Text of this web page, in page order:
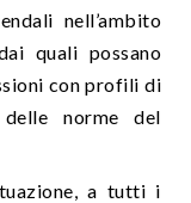
nell’ambito
quali possano
con profili di
delle norme del
a tutti i